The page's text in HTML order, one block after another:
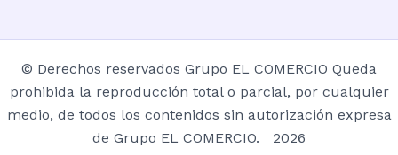
© Derechos reservados Grupo EL COMERCIO Queda
prohibida la reproducción total o parcial, por cualquier
medio, de todos los contenidos sin autorización expresa
de Grupo EL COMERCIO. 2026